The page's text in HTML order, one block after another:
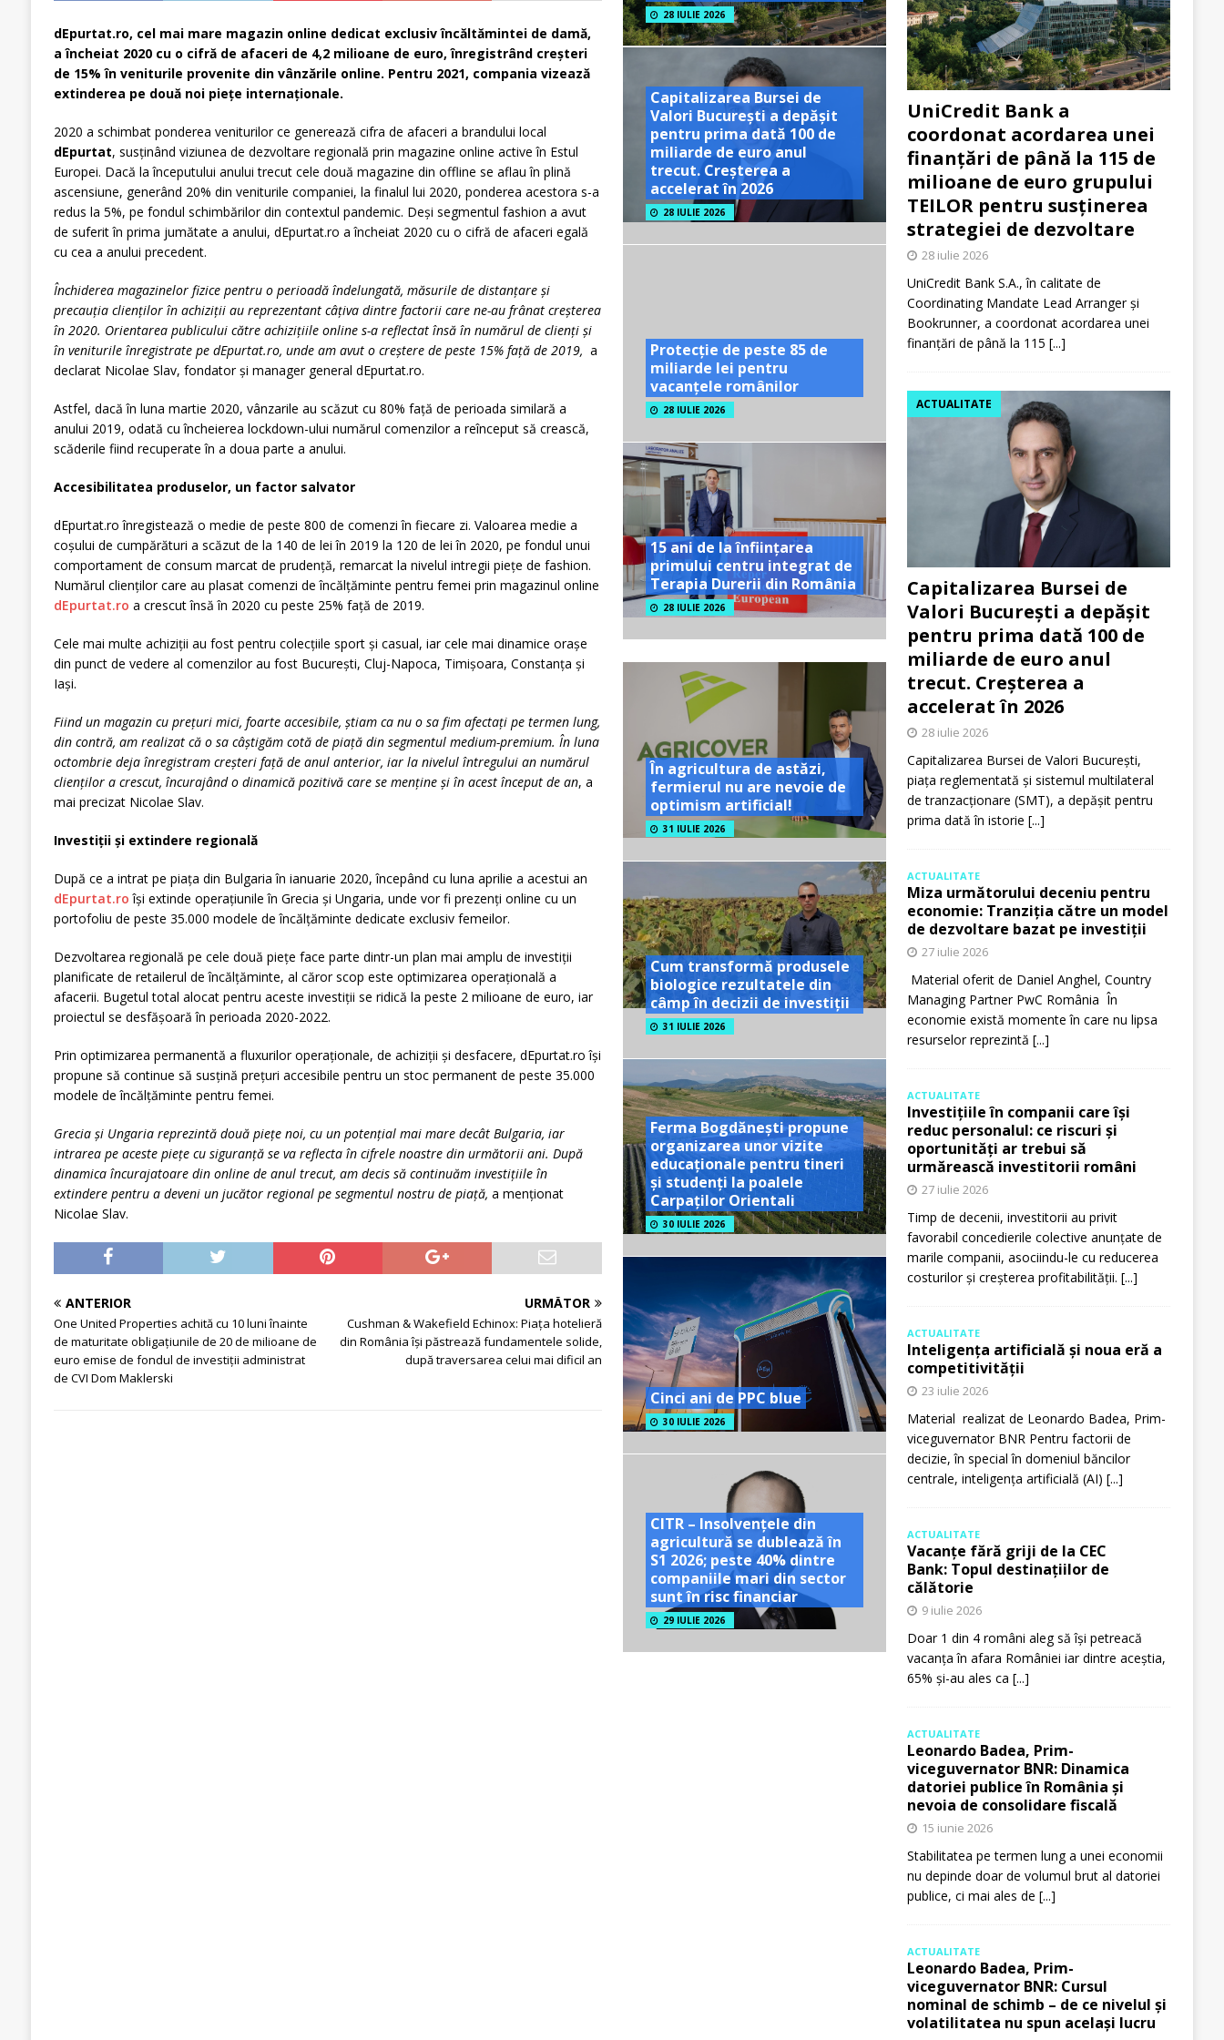
dEpurtat.ro, cel mai mare magazin online dedicat exclusiv încăltămintei de damă,
aîncheiat 2020 cu o cifră de afaceri de 4,2 milioane de euro, înregistrând creșteri
de 15% în veniturile provenite din vânzările online. Pentru 2021, compania vizează
extinderea pe două noi piețe internaționale.
2020 a schimbat ponderea veniturilor ce generează cifra de afaceri a brandului local
dEpurtat, susținând viziunea de dezvoltare regională prin magazine online active în Estul
Europei. Dacă la începutului anului trecut cele două magazine din offline se aflau în plină
ascensiune, generând 20% din veniturile companiei, la finalul lui 2020, ponderea acestora s-a
redus la 5%, pe fondul schimbărilor din contextul pandemic. Deși segmentul fashion a avut
de suferit în prima jumătate a anului, dEpurtat.ro a încheiat 2020 cu o cifră de afaceri egală
cu cea a anului precedent.
Închiderea magazinelor fizice pentru o perioadă îndelungată, măsurile de distanțare și
precauția clienților în achiziții au reprezentant câțiva dintre factorii care ne-au frânat creșterea
în 2020. Orientarea publicului către achizițiile online s-a reflectat însă în numărul de clienți și
în veniturile înregistrate pe dEpurtat.ro, unde am avut o creștere de peste 15% față de 2019, a
declarat Nicolae Slav, fondator și manager general dEpurtat.ro.
Astfel, dacă în luna martie 2020, vânzarile au scăzut cu 80% față de perioada similară a
anului 2019, odată cu încheierea lockdown-ului numărul comenzilor a reînceput să crească,
scăderile fiind recuperate în a doua parte a anului.
Accesibilitatea produselor, un factor salvator
dEpurtat.ro înregistează o medie de peste 800 de comenzi în fiecare zi. Valoarea medie a
coșului de cumpărături a scăzut de la 140 de lei în 2019 la 120 de lei în 2020, pe fondul unui
comportament de consum marcat de prudență, remarcat la nivelul intregii piețe de fashion.
Numărul clienților care au plasat comenzi de încălțăminte pentru femei prin magazinul online
dEpurtat.ro a crescut însă în 2020 cu peste 25% față de 2019.
Cele mai multe achiziții au fost pentru colecțiile sport și casual, iar cele mai dinamice orașe
din punct de vedere al comenzilor au fost București, Cluj-Napoca, Timișoara, Constanța și
Iași.
Fiind un magazin cu prețuri mici, foarte accesibile, știam ca nu o sa fim afectați pe termen lung,
din contră, am realizat că o sa câștigăm cotă de piață din segmentul medium-premium. În luna
octombrie deja înregistram creșteri față de anul anterior, iar la nivelul întregului an numărul
clienților a crescut, încurajând o dinamică pozitivă care se menține și în acest început de an, a
mai precizat Nicolae Slav.
Investiții și extindere regională
După ce a intrat pe piața din Bulgaria în ianuarie 2020, începând cu luna aprilie a acestui an
dEpurtat.ro își extinde operațiunile în Grecia și Ungaria, unde vor fi prezenți online cu un
portofoliu de peste 35.000 modele de încălțăminte dedicate exclusiv femeilor.
Dezvoltarea regională pe cele două piețe face parte dintr-un plan mai amplu de investiții
planificate de retailerul de încălțăminte, al căror scop este optimizarea operațională a
afacerii. Bugetul total alocat pentru aceste investiții se ridică la peste 2 milioane de euro, iar
proiectul se desfășoară în perioada 2020-2022.
Prin optimizarea permanentă a fluxurilor operaționale, de achiziții și desfacere, dEpurtat.ro își
propune să continue să susțină prețuri accesibile pentru un stoc permanent de peste 35.000
modele de încălțăminte pentru femei.
Grecia și Ungaria reprezintă două piețe noi, cu un potențial mai mare decât Bulgaria, iar
intrarea pe aceste piețe cu siguranță se va reflecta în cifrele noastre din următorii ani. După
dinamica încurajatoare din online de anul trecut, am decis să continuăm investițiile în
extindere pentru a deveni un jucător regional pe segmentul nostru de piață, a menționat
Nicolae Slav.
ANTERIOR
One United Properties achită cu 10 luni înainte
de maturitate obligațiunile de 20 de milioane de
euro emise de fondul de investiții administrat
de CVI Dom Maklerski
URMĂTOR
Cushman & Wakefield Echinox: Piaţa hotelieră
din România îşi păstrează fundamentele solide,
după traversarea celui mai dificil an
28 IULIE 2026
Capitalizarea Bursei de
Valori București a depășit
pentru prima dată 100 de
miliarde de euro anul
trecut. Creșterea a
accelerat în 2026
28 IULIE 2026
Protecție de peste 85 de
miliarde lei pentru
vacanțele românilor
28 IULIE 2026
15 ani de la înființarea
primului centru integrat de
Terapia Durerii din România
28 IULIE 2026
În agricultura de astăzi,
fermierul nu are nevoie de
optimism artificial!
31 IULIE 2026
Cum transformă produsele
biologice rezultatele din
câmp în decizii de investiții
31 IULIE 2026
Ferma Bogdănești propune
organizarea unor vizite
educaționale pentru tineri
și studenți la poalele
Carpaților Orientali
30 IULIE 2026
Cinci ani de PPC blue
30 IULIE 2026
CITR – Insolvențele din
agricultură se dublează în
S1 2026; peste 40% dintre
companiile mari din sector
sunt în risc financiar
29 IULIE 2026
UniCredit Bank a
coordonat acordarea unei
finanțări de până la 115 de
milioane de euro grupului
TEILOR pentru susținerea
strategiei de dezvoltare
28 iulie 2026
UniCredit Bank S.A., în calitate de
Coordinating Mandate Lead Arranger și
Bookrunner, a coordonat acordarea unei
finanțări de până la 115 [...]
Capitalizarea Bursei de
Valori București a depășit
pentru prima dată 100 de
miliarde de euro anul
trecut. Creșterea a
accelerat în 2026
ACTUALITATE
28 iulie 2026
Capitalizarea Bursei de Valori București,
piața reglementată și sistemul multilateral
de tranzacționare (SMT), a depășit pentru
prima dată în istorie [...]
ACTUALITATE
Miza următorului deceniu pentru
economie: Tranziția către un model
de dezvoltare bazat pe investiții
27 iulie 2026
Material oferit de Daniel Anghel, Country
Managing Partner PwC România În
economie există momente în care nu lipsa
resurselor reprezintă [...]
ACTUALITATE
Investițiile în companii care își
reduc personalul: ce riscuri și
oportunități ar trebui să
urmărească investitorii români
27 iulie 2026
Timp de decenii, investitorii au privit
favorabil concedierile colective anunțate de
marile companii, asociindu-le cu reducerea
costurilor și creșterea profitabilității. [...]
ACTUALITATE
Inteligența artificială și noua eră a
competitivității
23 iulie 2026
Material realizat de Leonardo Badea, Prim-
viceguvernator BNR Pentru factorii de
decizie, în special în domeniul băncilor
centrale, inteligența artificială (AI) [...]
ACTUALITATE
Vacanțe fără griji de la CEC
Bank: Topul destinațiilor de
călătorie
9 iulie 2026
Doar 1 din 4 români aleg să își petreacă
vacanța în afara României iar dintre aceștia,
65% și-au ales ca [...]
ACTUALITATE
Leonardo Badea, Prim-
viceguvernator BNR: Dinamica
datoriei publice în România și
nevoia de consolidare fiscală
15 iunie 2026
Stabilitatea pe termen lung a unei economii
nu depinde doar de volumul brut al datoriei
publice, ci mai ales de [...]
ACTUALITATE
Leonardo Badea, Prim-
viceguvernator BNR: Cursul
nominal de schimb – de ce nivelul și
volatilitatea nu spun același lucru